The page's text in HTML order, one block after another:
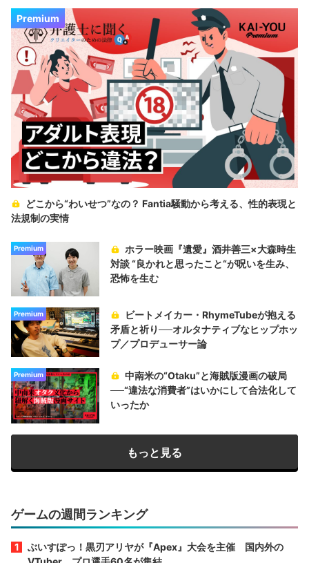
Premium
どこから“わいせつ”なの？ Fantia騒動から考える、性的表現と
法規制の実情
Premium
ホラー映画『遺愛』酒井善三×大森時生
対談 “良かれと思ったこと“が呪いを生み、
恐怖を生む
Premium
ビートメイカー・RhymeTubeが抱える
矛盾と祈り──オルタナティブなヒップホッ
プ／プロデューサー論
Premium
中南米の“Otaku”と海賊版漫画の破局
──“違法な消費者”はいかにして合法化して
いったか
もっと見る
ゲームの週間ランキング
ぶいすぽっ！黒刃アリヤが『Apex』大会を主催 国内外の